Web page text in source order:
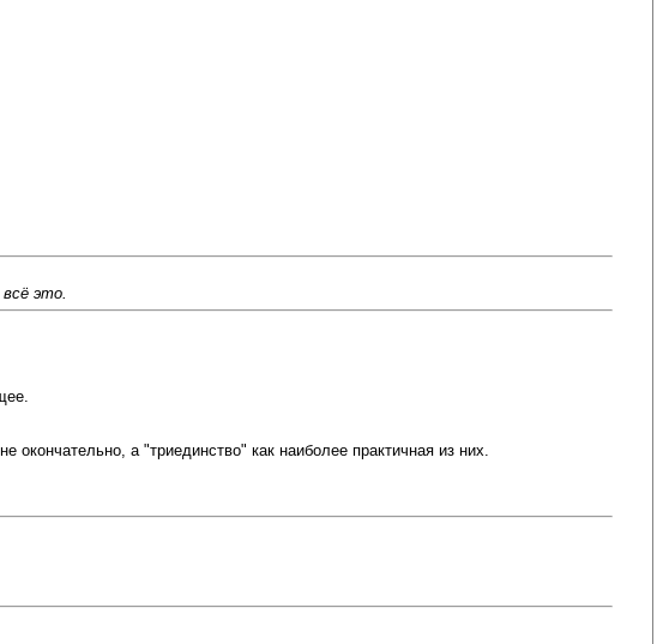
это.
а "триединство" как наиболее практичная из них.